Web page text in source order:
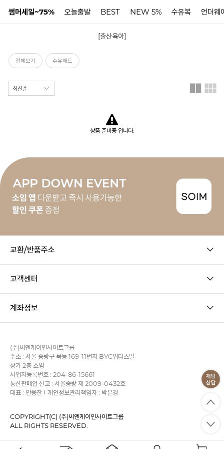
썸머세일~75% 오늘출발 BEST NEW 5% 수유복 언더웨
[출산육아]
전체보기 수유패드
상품 준비중 입니다.
교환/반품주소
고객센터
계좌정보
(주)씨엔케이인사이트그룹
주소 : 서울 중랑구 묵동 169-11번지 BYC위더스빌
상가 2층 소임
사업자등록번호 : 204-86-15661
통신판매업 신고 : 서울중랑 제 2009-0432호
대표 : 안용찬
개인정보관리책임자 : 박은경
COPYRIGHT(C) (주)씨엔케이인사이트그룹
ALL RIGHTS RESERVED.